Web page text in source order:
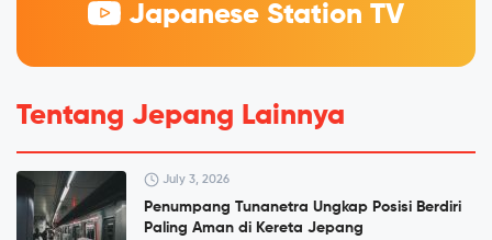
Japanese Station TV
Tentang Jepang Lainnya
July 3, 2026
Penumpang Tunanetra Ungkap Posisi Berdiri
Paling Aman di Kereta Jepang